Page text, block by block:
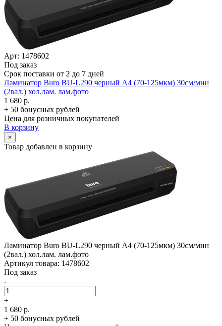
Арт: 1478602
Под заказ
Срок поставки от 2 до 7 дней
Ламинатор Buro BU-L290 черный A4 (70-125мкм) 30см/­мин
(2вал.) хол.лам. лам.фото
1 680 р.
+ 50 бонусных рублей
Цена для розничных покупателей
В корзину
×
Товар добавлен в корзину
Ламинатор Buro BU-L290 черный A4 (70-125мкм) 30см/­мин
(2вал.) хол.лам. лам.фото
Артикул товара: 1478602
Под заказ
-
+
1 680 р.
+ 50 бонусных рублей